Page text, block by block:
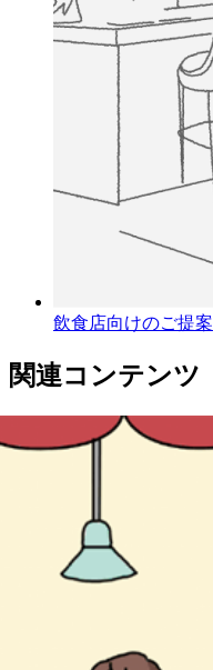
飲食店向けのご提案
関連コンテンツ